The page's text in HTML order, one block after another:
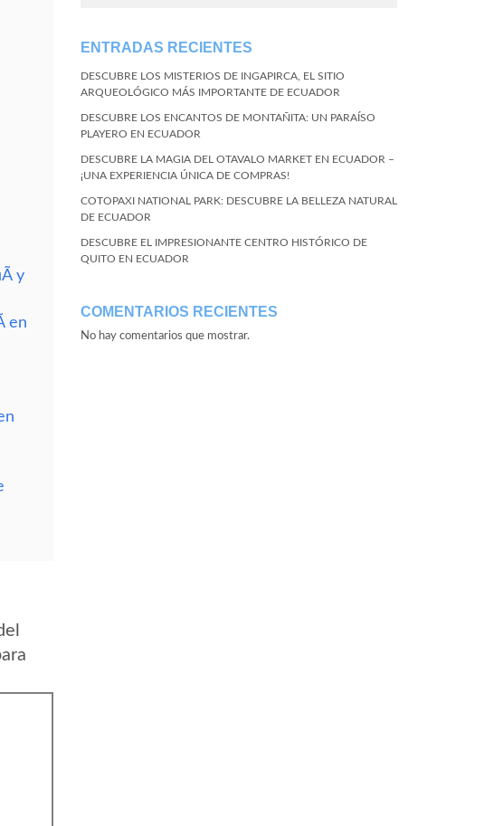
y
en
ENTRADAS RECIENTES
DESCUBRE LOS MISTERIOS DE INGAPIRCA, EL SITIO
ARQUEOLÓGICO MÁS IMPORTANTE DE ECUADOR
DESCUBRE LOS ENCANTOS DE MONTAÑITA: UN PARAÍSO
PLAYERO EN ECUADOR
DESCUBRE LA MAGIA DEL OTAVALO MARKET EN ECUADOR –
¡UNA EXPERIENCIA ÚNICA DE COMPRAS!
COTOPAXI NATIONAL PARK: DESCUBRE LA BELLEZA NATURAL
DE ECUADOR
DESCUBRE EL IMPRESIONANTE CENTRO HISTÓRICO DE
QUITO EN ECUADOR
COMENTARIOS RECIENTES
No hay comentarios que mostrar.